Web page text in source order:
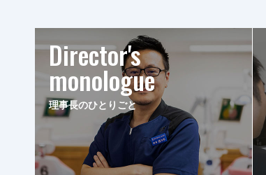
Director's
monologue
理事長のひとりごと